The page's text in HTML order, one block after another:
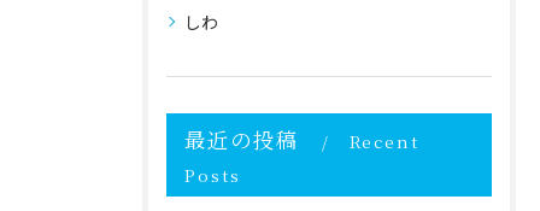
しわ
最近の投稿
Recent
Posts